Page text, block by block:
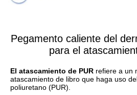
Pegamento caliente del
para el
El atascamiento de PUR refiere a un
atascamiento de libro que haga uso
poliuretano (PUR).